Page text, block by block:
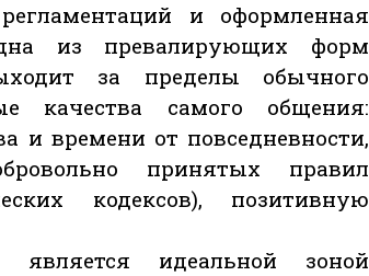
и оформленная
из превалирующих форм
за пределы обычного
качества самого общения:
и времени от повседневности,
принятых правил
кодексов), позитивную
идеальной зоной